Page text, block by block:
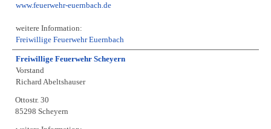
www.feuerwehr-euernbach.de
weitere Information:
Freiwillige Feuerwehr Euernbach
Freiwillige Feuerwehr Scheyern
Vorstand
Richard Abeltshauser
Ottostr. 30
85298 Scheyern